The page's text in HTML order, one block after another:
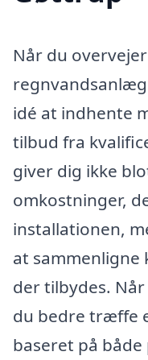
Når du
idé at indhente
tilbud fra
giver dig ikke
omkostninger,
installationen,
at sammenligne
der tilbydes.
du bedre træffe
baseret på